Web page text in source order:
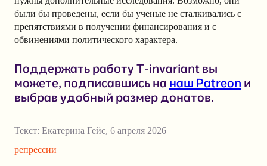
были бы проведены, если бы ученые не сталкивались с
препятствиями в получении финансирования и с
обвинениями политического характера.
Поддержать работу T-invariant вы
можете, подписавшись на наш Patreon и
выбрав удобный размер донатов.
Текст: Екатерина Гейс, 6 апреля 2026
репрессии